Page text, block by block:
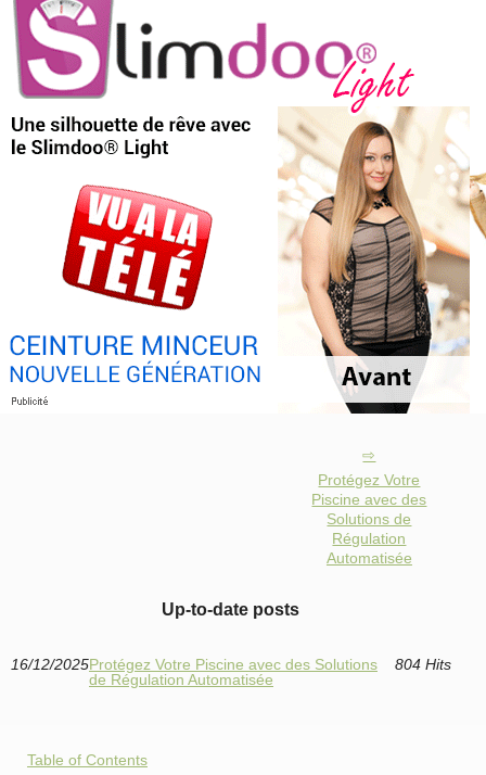
Protégez Votre
Piscine avec des
Solutions de
Régulation
Automatisée
Up-to-date posts
16/12/2025Protégez Votre Piscine avec des Solutions
de Régulation Automatisée
804 Hits
Table of Contents